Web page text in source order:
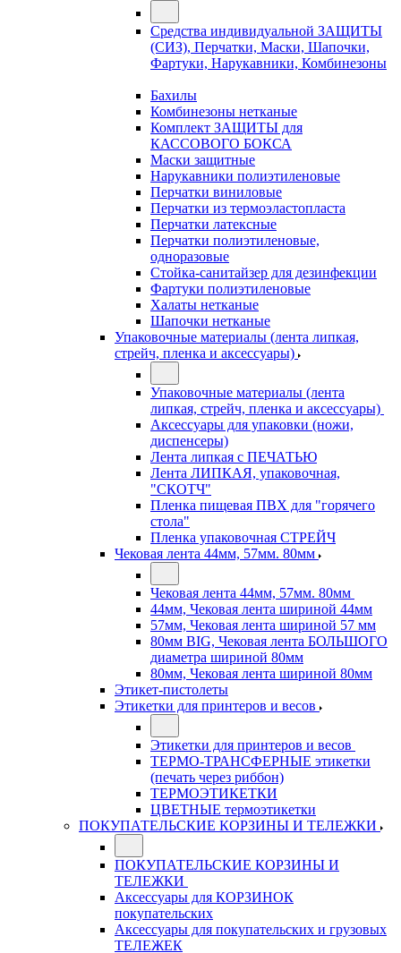
Средства индивидуальной ЗАЩИТЫ
(СИЗ), Перчатки, Маски, Шапочки,
Фартуки, Нарукавники, Комбинезоны
Бахилы
Комбинезоны нетканые
Комплект ЗАЩИТЫ для
КАССОВОГО БОКСА
Маски защитные
Нарукавники полиэтиленовые
Перчатки виниловые
Перчатки из термоэластопласта
Перчатки латексные
Перчатки полиэтиленовые,
одноразовые
Стойка-санитайзер для дезинфекции
Фартуки полиэтиленовые
Халаты нетканые
Шапочки нетканые
Упаковочные материалы (лента липкая,
стрейч, пленка и аксессуары)
Упаковочные материалы (лента
липкая, стрейч, пленка и аксессуары)
Аксессуары для упаковки (ножи,
диспенсеры)
Лента липкая с ПЕЧАТЬЮ
Лента ЛИПКАЯ, упаковочная,
"СКОТЧ"
Пленка пищевая ПВХ для "горячего
стола"
Пленка упаковочная СТРЕЙЧ
Чековая лента 44мм, 57мм. 80мм
Чековая лента 44мм, 57мм. 80мм
44мм, Чековая лента шириной 44мм
57мм, Чековая лента шириной 57 мм
80мм BIG, Чековая лента БОЛЬШОГО
диаметра шириной 80мм
80мм, Чековая лента шириной 80мм
Этикет-пистолеты
Этикетки для принтеров и весов
Этикетки для принтеров и весов
ТЕРМО-ТРАНСФЕРНЫЕ этикетки
(печать через риббон)
ТЕРМОЭТИКЕТКИ
ЦВЕТНЫЕ термоэтикетки
ПОКУПАТЕЛЬСКИЕ КОРЗИНЫ И ТЕЛЕЖКИ
ПОКУПАТЕЛЬСКИЕ КОРЗИНЫ И
ТЕЛЕЖКИ
Аксессуары для КОРЗИНОК
покупательских
Аксессуары для покупательских и грузовых
ТЕЛЕЖЕК